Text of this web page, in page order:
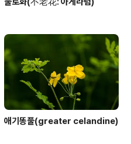
애기똥풀(greater celandine)